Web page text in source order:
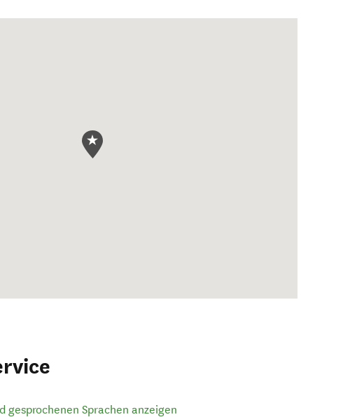
gesprochenen Sprachen anzeigen